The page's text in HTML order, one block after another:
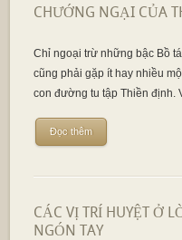
CHƯỚNG NGẠI CỦA
Chỉ ngoại trừ những bậc Bồ
cũng phải gặp ít hay nhiều
con đường tu tập Thiền định.
Đọc thêm
CÁC VỊ TRÍ HUYỆT Ở
NGÓN TAY